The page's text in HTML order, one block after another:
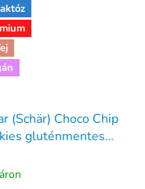
(Schär) Choco Chip
gluténmentes